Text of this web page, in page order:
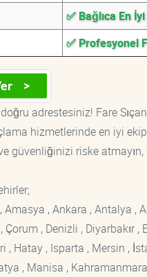
✅ Bağlıca En
✅ Profesyonel
doğru adrestesiniz! Fare
hizmetlerinde en iyi
güvenliğinizi riske
, Ankara , Antalya ,
, Denizli , Diyarbakır
, Hatay , Isparta , Mersin ,
, Manisa ,